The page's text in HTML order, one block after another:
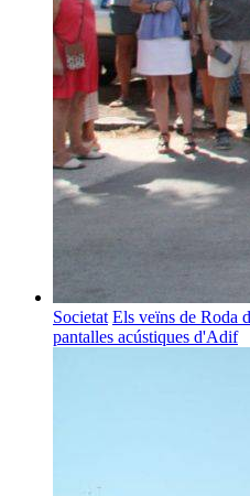
Societat Els veïns de Roda
pantalles acústiques d'Adif